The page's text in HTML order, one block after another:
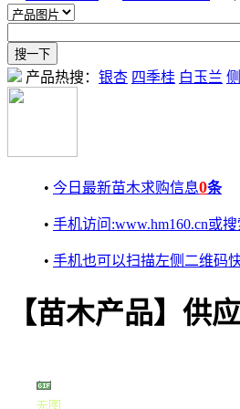
产品热搜： 银杏 四季桂 白玉兰
• 今日最新苗木求购信息0条
• 手机访问:www.hm160.cn或
• 手机也可以扫描左侧二维码
【苗木产品】供